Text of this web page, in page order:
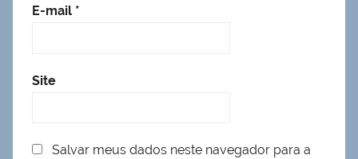
E-mail *
Site
Salvar meus dados neste navegador para a